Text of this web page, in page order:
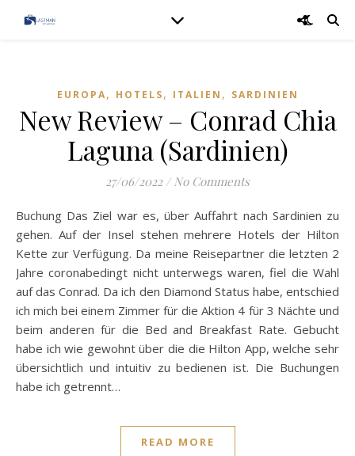
EUROPA, HOTELS, ITALIEN , SARDINIEN
New Review – Conrad Chia
Laguna (Sardinien)
27/06/2022 / No Comments
Buchung Das Ziel war es, über Auffahrt nach Sardinien zu
gehen. Auf der Insel stehen mehrere Hotels der Hilton
Kette zur Verfügung. Da meine Reisepartner die letzten 2
Jahre coronabedingt nicht unterwegs waren, fiel die Wahl
auf das Conrad. Da ich den Diamond Status habe, entschied
ich mich bei einem Zimmer für die Aktion 4 für 3 Nächte und
beim anderen für die Bed and Breakfast Rate. Gebucht
habe ich wie gewohnt über die die Hilton App, welche sehr
übersichtlich und intuitiv zu bedienen ist. Die Buchungen
habe ich getrennt…
READ MORE